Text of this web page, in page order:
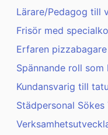
Lärare/Pedagog till
Frisör med
Erfaren
Spännande roll
Kundansvarig till
Städpersonal Sökes